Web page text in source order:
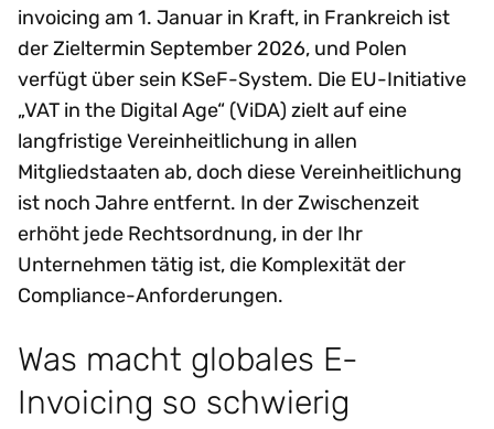
invoicing am 1. Januar in Kraft, in Frankreich ist
der Zieltermin September 2026, und Polen
verfügt über sein KSeF-System. Die EU-Initiative
„VAT in the Digital Age“ (ViDA) zielt auf eine
langfristige Vereinheitlichung in allen
Mitgliedstaaten ab, doch diese Vereinheitlichung
ist noch Jahre entfernt. In der Zwischenzeit
erhöht jede Rechtsordnung, in der Ihr
Unternehmen tätig ist, die Komplexität der
Compliance-Anforderungen.
Was macht globales E-
Invoicing so schwierig